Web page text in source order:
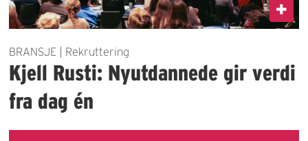
BRANSJE | Rekruttering
Kjell Rusti: Nyutdannede gir verdi
fra dag én